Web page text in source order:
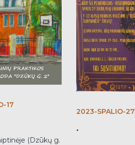
2023-SPALIO-27
.
17
(Dzūkų g.